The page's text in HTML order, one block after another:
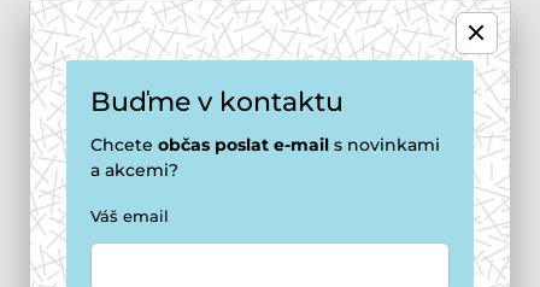
Buďme v kontaktu
Chcete občas poslat e-mail s novinkami
a akcemi?
Váš email